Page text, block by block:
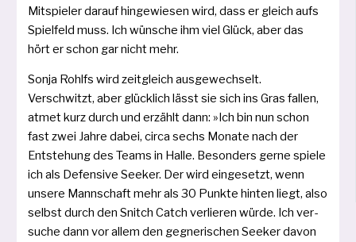
Mitspieler dar­auf hin­ge­wie­sen wird, dass er gleich aufs
Spielfeld muss. Ich wün­sche ihm viel Glück, aber das
hört er schon gar nicht mehr.
Sonja Rohlfs wird zeit­gleich aus­ge­wech­selt.
Verschwitzt, aber glück­lich lässt sie sich ins Gras fal­len,
atmet kurz durch und erzählt dann: »Ich bin nun schon
fast zwei Jahre dabei, cir­ca sechs Monate nach der
Entstehung des Teams in Halle. Besonders ger­ne spie­le
ich als Defensive Seeker. Der wird ein­ge­setzt, wenn
unse­re Mannschaft mehr als 30 Punkte hin­ten liegt, also
selbst durch den Snitch Catch ver­lie­ren wür­de. Ich ver­
su­che dann vor allem den geg­ne­ri­schen Seeker davon